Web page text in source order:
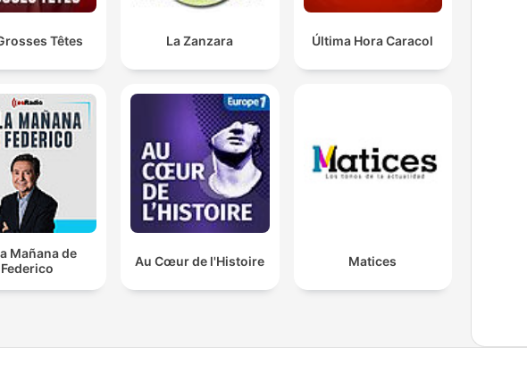
Têtes La Zanzara Última Hora Caracol
Mañana de
Federico
Au Cœur de l'Histoire Matices